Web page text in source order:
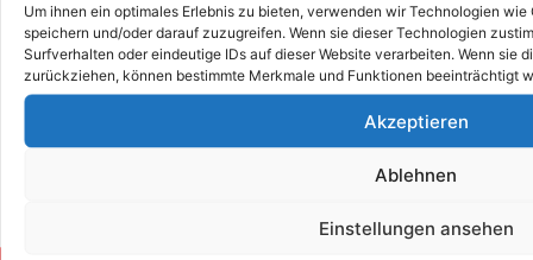
Um ihnen ein optimales Erlebnis zu bieten, verwenden wir Technologien
speichern und/oder darauf zuzugreifen. Wenn sie dieser Technologien
Surfverhalten oder eindeutige IDs auf dieser Website verarbeiten. Wenn sie
zurückziehen, können bestimmte Merkmale und Funktionen beeinträchtigt
Akzeptieren
Ablehnen
Einstellungen ansehen